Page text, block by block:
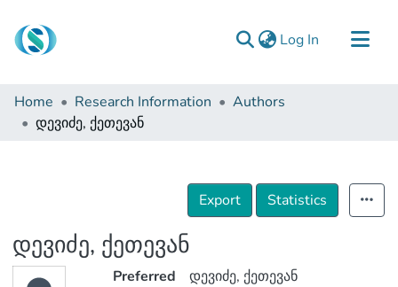
Log In (current)
Communities & Collections
Browse
Home Research Information
Authors
დევიძე, ქეთევან
Export Statistics
დევიძე, ქეთევან
Preferred
დევიძე, ქეთევან